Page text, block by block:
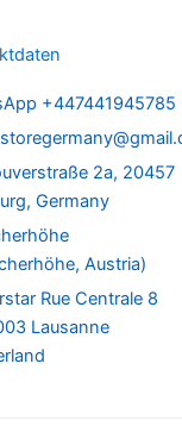
+447441945785
2a, 20457
Germany
Austria)
Rue Centrale 8
Lausanne